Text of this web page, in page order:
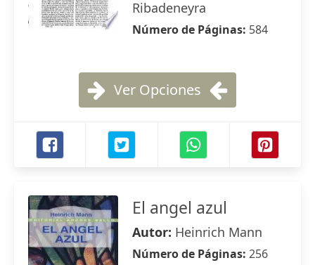
Ribadeneyra
Número de Páginas: 584
Ver Opciones
El angel azul
Autor: Heinrich Mann
Número de Páginas: 256